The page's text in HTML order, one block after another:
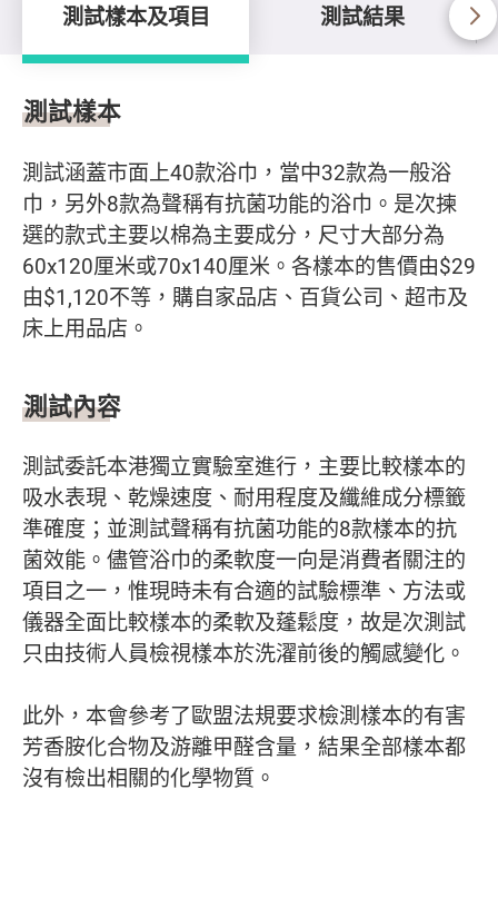
測試樣本及項目 測試結果
測試樣本及項目
測試樣本
測試涵蓋市面上40款浴巾，當中32款為一般浴
巾，另外8款為聲稱有抗菌功能的浴巾。是次揀
選的款式主要以棉為主要成分，尺寸大部分為
60x120厘米或70x140厘米。各樣本的售價由$29
由$1,120不等，購自家品店、百貨公司、超市及
床上用品店。
測試內容
測試委託本港獨立實驗室進行，主要比較樣本的
吸水表現、乾燥速度、耐用程度及纖維成分標籤
準確度；並測試聲稱有抗菌功能的8款樣本的抗
菌效能。儘管浴巾的柔軟度一向是消費者關注的
項目之一，惟現時未有合適的試驗標準、方法或
儀器全面比較樣本的柔軟及蓬鬆度，故是次測試
只由技術人員檢視樣本於洗濯前後的觸感變化。
此外，本會參考了歐盟法規要求檢測樣本的有害
芳香胺化合物及游離甲醛含量，結果全部樣本都
沒有檢出相關的化學物質。